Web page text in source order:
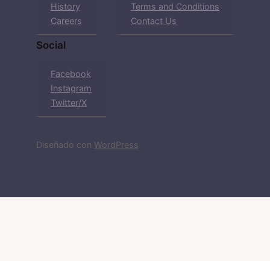
History
Careers
Terms and Conditions
Contact Us
Social
Facebook
Instagram
Twitter/X
Diseñado con WordPress